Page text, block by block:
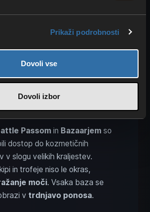
Prikaži podrobnosti
Dovoli vse
Dovoli izbor
postanejo ključni.
sistem poskrbi, da se
oprijemljivo.
Passom in Bazaarjem so
dostop do kozmetičnih
v slogu velikih kraljestev.
in trofeje niso le okras,
moči. Vsaka baza se
v trdnjavo ponosa.